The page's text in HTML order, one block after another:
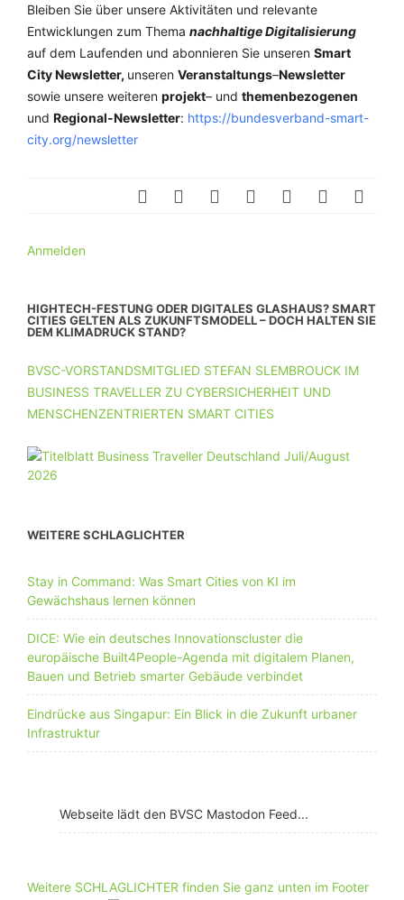
Bleiben Sie über unsere Aktivitäten und relevante
Entwicklungen zum Thema nachhaltige Digitalisierung
auf dem Laufenden und abonnieren Sie unseren Smart
City Newsletter, unseren Veranstaltungs–Newsletter
sowie unsere weiteren projekt– und themenbezogenen
und Regional-Newsletter: https://bundesverband-smart-
city.org/newsletter
Anmelden
HIGHTECH-FESTUNG ODER DIGITALES GLASHAUS? SMART
CITIES GELTEN ALS ZUKUNFTSMODELL – DOCH HALTEN SIE
DEM KLIMADRUCK STAND?
BVSC-VORSTANDSMITGLIED STEFAN SLEMBROUCK IM
BUSINESS TRAVELLER ZU CYBERSICHERHEIT UND
MENSCHENZENTRIERTEN SMART CITIES
WEITERE SCHLAGLICHTER
Stay in Command: Was Smart Cities von KI im
Gewächshaus lernen können
DICE: Wie ein deutsches Innovationscluster die
europäische Built4People-Agenda mit digitalem Planen,
Bauen und Betrieb smarter Gebäude verbindet
Eindrücke aus Singapur: Ein Blick in die Zukunft urbaner
Infrastruktur
Webseite lädt den BVSC Mastodon Feed...
Weitere SCHLAGLICHTER finden Sie ganz unten im Footer